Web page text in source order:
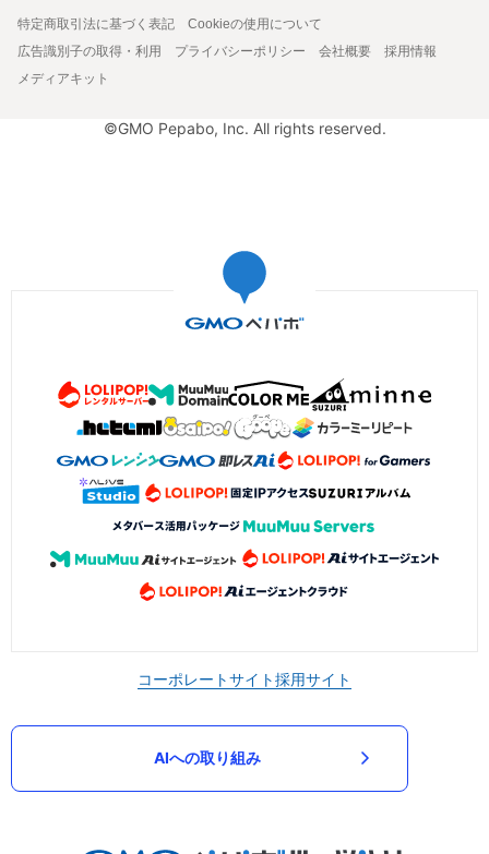
特定商取引法に基づく表記
Cookieの使用について
広告識別子の取得・利用
プライバシーポリシー 会社概要
採用情報
メディアキット
©GMO Pepabo, Inc. All rights reserved.
コーポレートサイト採用サイト
AIへの取り組み